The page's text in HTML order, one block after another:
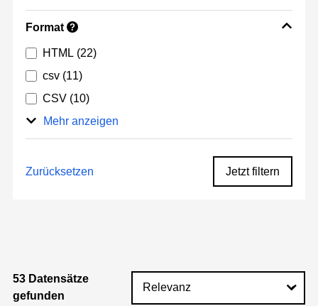
Format ?
HTML (22)
csv (11)
CSV (10)
Mehr anzeigen
Zurücksetzen Jetzt filtern
53 Datensätze
gefunden